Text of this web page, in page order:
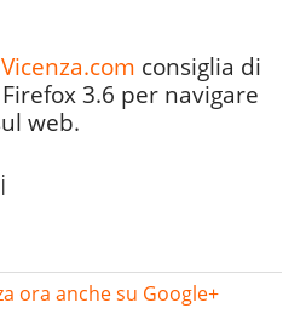
consiglia di
3.6 per navigare
web.
ora anche su Google+